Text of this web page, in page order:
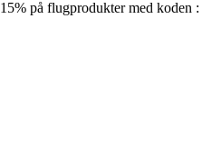
15% på flugprodukter med koden :